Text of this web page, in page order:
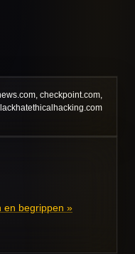
checkpoint.com,
en begrippen »